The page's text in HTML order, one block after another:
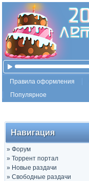
Правила оформления
Популярное
Навигация
» Форум
» Торрент портал
» Новые раздачи
» Свободные раздачи